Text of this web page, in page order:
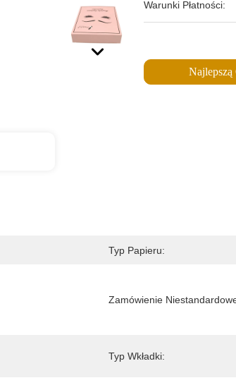
Warunki Płatności:
Najlepszą
Typ Papieru:
Zamówienie
Typ Wkładki: